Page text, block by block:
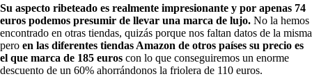
Su aspecto ribeteado es realmente impresionante y por apenas 74
euros podemos presumir de llevar una marca de lujo. No la hemos
encontrado en otras tiendas, quizás porque nos faltan datos de la misma
pero en las diferentes tiendas Amazon de otros países su precio es
el que marca de 185 euros con lo que conseguiremos un enorme
descuento de un 60% ahorrándonos la friolera de 110 euros.